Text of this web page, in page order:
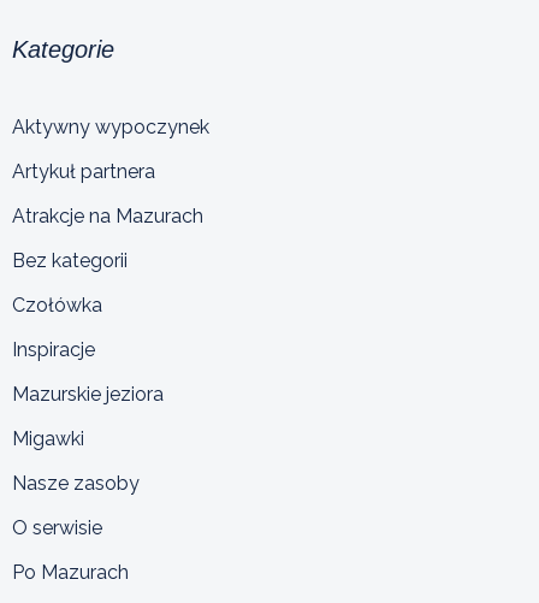
Kategorie
Aktywny wypoczynek
Artykuł partnera
Atrakcje na Mazurach
Bez kategorii
Czołówka
Inspiracje
Mazurskie jeziora
Migawki
Nasze zasoby
O serwisie
Po Mazurach